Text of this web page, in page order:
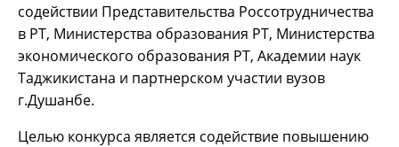
содействии Представительства Россотрудничества
в РТ, Министерства образования РТ, Министерства
экономического образования РТ, Академии наук
Таджикистана и партнерском участии вузов
г.Душанбе.
Целью конкурса является содействие повышению